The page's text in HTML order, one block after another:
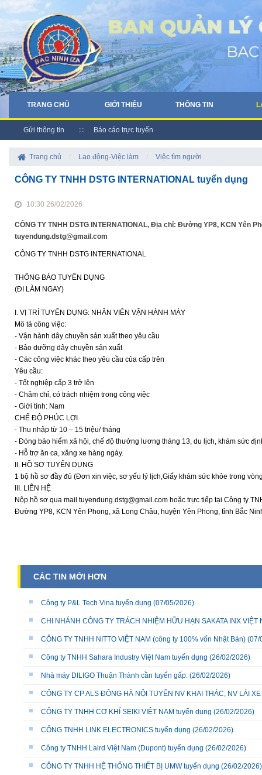
TRANG CHỦ GIỚI THIỆU THÔNG TIN
Gửi thông tin Báo cáo trực tuyến
Trang chủ Lao động-Việc làm Việc tìm người
CÔNG TY TNHH DSTG INTERNATIONAL tuyển dụng
10:30 26/02/2026
CÔNG TY TNHH DSTG INTERNATIONAL, Địa chỉ: Đường YP8, KCN Yên
tuyendung.dstg@gmail.com
CÔNG TY TNHH DSTG INTERNATIONAL
THÔNG BÁO TUYỂN DỤNG
(ĐI LÀM NGAY)
I. VỊ TRÍ TUYỂN DỤNG: NHÂN VIÊN VẬN HÀNH MÁY
Mô tả công việc:
- Vận hành dây chuyền sản xuất theo yêu cầu
- Bảo dưỡng dây chuyền sản xuất
- Các công việc khác theo yêu cầu của cấp trên
Yêu cầu:
- Tốt nghiệp cấp 3 trở lên
- Chăm chỉ, có trách nhiệm trong công việc
- Giới tính: Nam
CHẾ ĐỘ PHÚC LỢI
- Thu nhập từ 10 – 15 triệu/ tháng
- Đóng bảo hiểm xã hội, chế độ thưởng lương tháng 13, du lịch, khám sức
- Hỗ trợ ăn ca, xăng xe hàng ngày.
II. HỒ SƠ TUYỂN DỤNG
1 bộ hồ sơ đầy đủ (Đơn xin việc, sơ yếu lý lịch,Giấy khám sức khỏe trong
III. LIÊN HỆ
Nộp hồ sơ qua mail tuyendung.dstg@gmail.com hoặc trực tiếp tại Công ty
Đường YP8, KCN Yên Phong, xã Long Châu, huyện Yên Phong, tỉnh Bắc
CÁC TIN MỚI HƠN
Công ty P&L Tech Vina tuyển dụng (07/05/2026)
CHI NHÁNH CÔNG TY TRÁCH NHIỆM HỮU HẠN SAKATA INX
CÔNG TY TNHH NITTO VIỆT NAM (công ty 100% vốn Nhật Bản) (07/
Công ty TNHH Sahara Industry Việt Nam tuyển dụng (26/02/2026)
Nhà máy DILIGO Thuận Thành cần tuyển gấp: (26/02/2026)
CÔNG TY CP ALS ĐÔNG HÀ NỘI TUYỂN NV KHAI THÁC, NV LÁI
CÔNG TY TNHH CƠ KHÍ SEIKI VIỆT NAM tuyển dụng (26/02/2026)
CÔNG TNHH LINK ELECTRONICS tuyển dụng (26/02/2026)
Công ty TNHH Laird Việt Nam (Dupont) tuyển dụng (26/02/2026)
CÔNG TY TNHH HỆ THỐNG THIẾT BỊ UMW tuyển dụng (26/02/2026)